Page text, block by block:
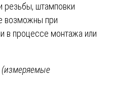
резьбы, штамповки
возможны при
в процессе монтажа или
(измеряемые